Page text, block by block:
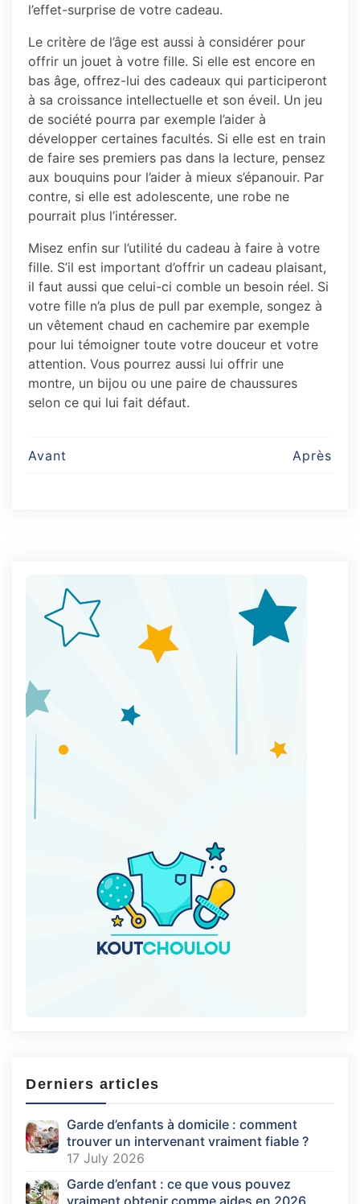
l’effet-surprise de votre cadeau.
Le critère de l’âge est aussi à considérer pour
offrir un jouet à votre fille. Si elle est encore en
bas âge, offrez-lui des cadeaux qui participeront
à sa croissance intellectuelle et son éveil. Un jeu
de société pourra par exemple l’aider à
développer certaines facultés. Si elle est en train
de faire ses premiers pas dans la lecture, pensez
aux bouquins pour l’aider à mieux s’épanouir. Par
contre, si elle est adolescente, une robe ne
pourrait plus l’intéresser.
Misez enfin sur l’utilité du cadeau à faire à votre
fille. S’il est important d’offrir un cadeau plaisant,
il faut aussi que celui-ci comble un besoin réel. Si
votre fille n’a plus de pull par exemple, songez à
un vêtement chaud en cachemire par exemple
pour lui témoigner toute votre douceur et votre
attention. Vous pourrez aussi lui offrir une
montre, un bijou ou une paire de chaussures
selon ce qui lui fait défaut.
Post
Avant Après
Derniers articles
Garde d’enfants à domicile : comment
trouver un intervenant vraiment fiable ?
17 July 2026
Garde d’enfant : ce que vous pouvez